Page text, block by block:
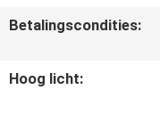
VRAAG
EEN
Betalingscondities:
Hoog licht: